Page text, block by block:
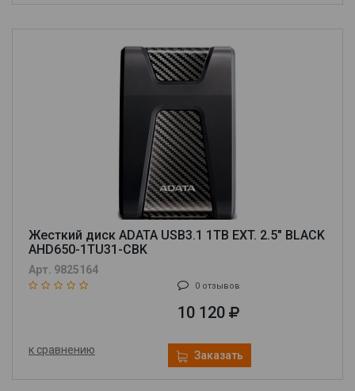
Жесткий диск ADATA USB3.1 1TB EXT. 2.5" BLACK
AHD650-1TU31-CBK
Арт. 9825164
0 отзывов
10 120
к сравнению Заказать